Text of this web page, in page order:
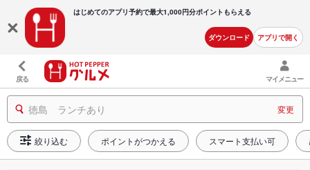
はじめてのアプリ予約で最大1,000円分ポイントもらえる
ダウンロード アプリで開く
戻る マイメニュー
徳島 ランチあり 変更
絞り込む ポイントがつかえる スマート支払い可